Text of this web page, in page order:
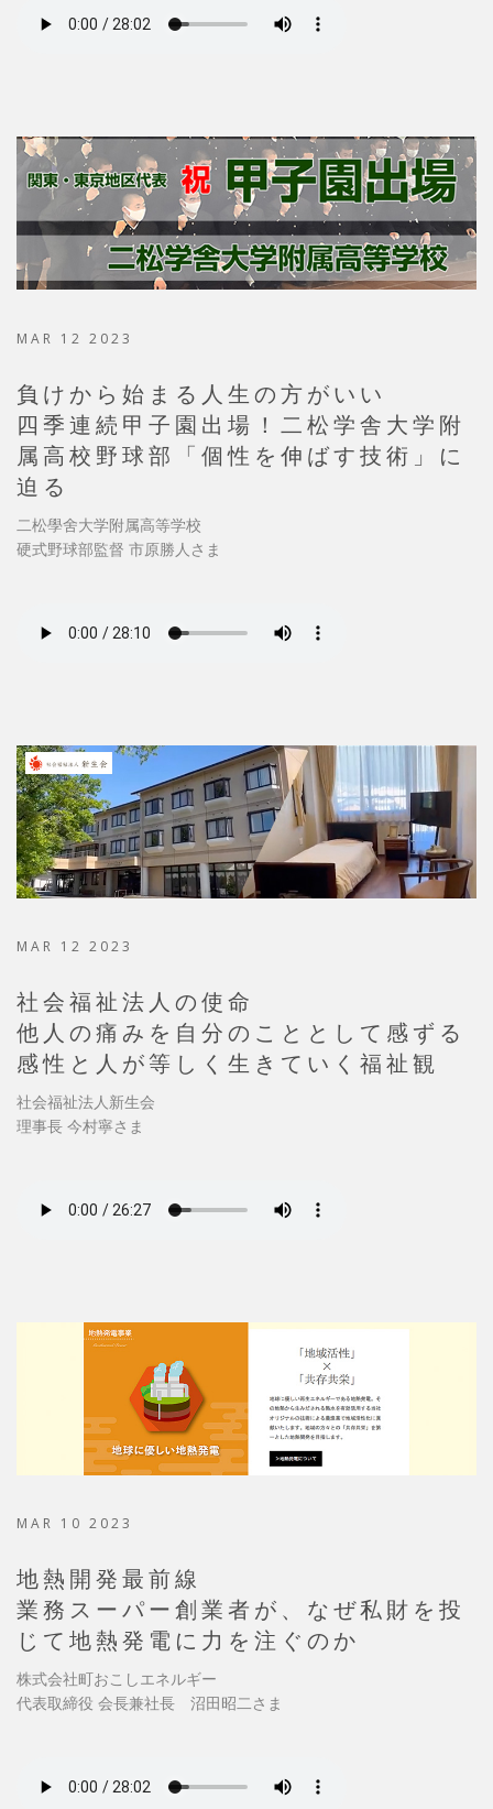
MAR 12 2023
負けから始まる人生の方がいい
四季連続甲子園出場！二松学舎大学附
属高校野球部「個性を伸ばす技術」に
迫る
二松學舍大学附属高等学校
硬式野球部監督 市原勝人さま
MAR 12 2023
社会福祉法人の使命
他人の痛みを自分のこととして感ずる
感性と人が等しく生きていく福祉観
社会福祉法人新生会
理事長 今村寧さま
MAR 10 2023
地熱開発最前線
業務スーパー創業者が、なぜ私財を投
じて地熱発電に力を注ぐのか
株式会社町おこしエネルギー
代表取締役 会長兼社長 沼田昭二さま